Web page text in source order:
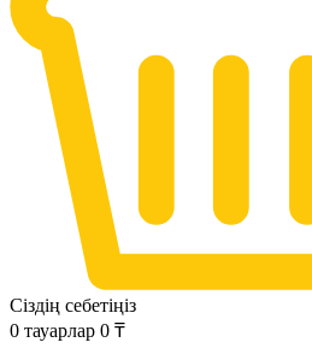
Сіздің себетіңіз
0 тауарлар 0 ₸